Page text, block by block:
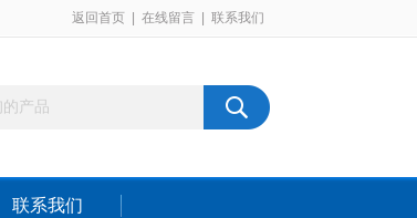
返回首页 在线留言 联系我们
联系我们